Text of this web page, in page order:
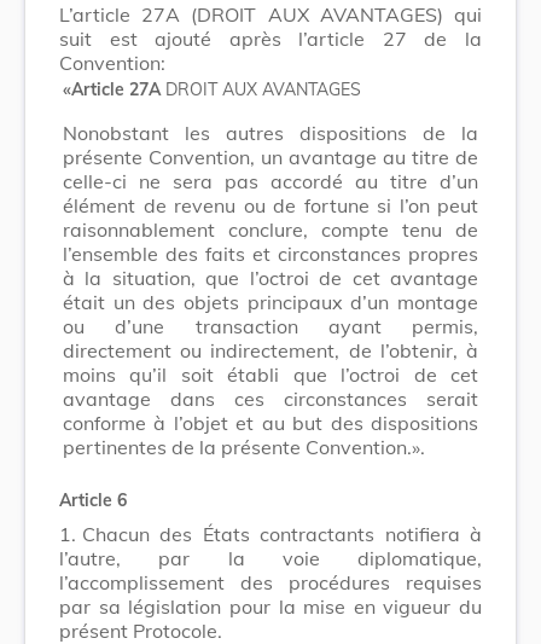
L’article 27A (DROIT AUX AVANTAGES) qui
suit est ajouté après l’article 27 de la
Convention:
«Article 27A DROIT AUX AVANTAGES
Nonobstant les autres dispositions de la
présente Convention, un avantage au titre de
celle-ci ne sera pas accordé au titre d’un
élément de revenu ou de fortune si l’on peut
raisonnablement conclure, compte tenu de
l’ensemble des faits et circonstances propres
à la situation, que l’octroi de cet avantage
était un des objets principaux d’un montage
ou d’une transaction ayant permis,
directement ou indirectement, de l’obtenir, à
moins qu’il soit établi que l’octroi de cet
avantage dans ces circonstances serait
conforme à l’objet et au but des dispositions
pertinentes de la présente Convention.».
Article 6
1. Chacun des États contractants notifiera à
l’autre, par la voie diplomatique,
l’accomplissement des procédures requises
par sa législation pour la mise en vigueur du
présent Protocole.